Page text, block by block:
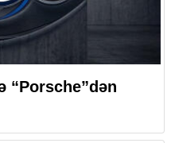
“Porsche”dən